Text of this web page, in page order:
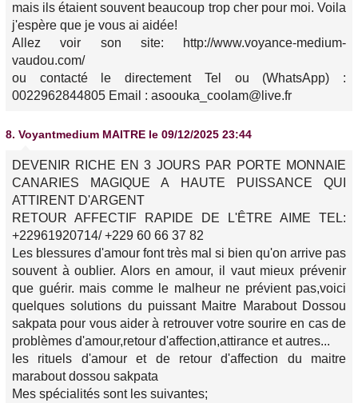
mais ils étaient souvent beaucoup trop cher pour moi. Voila
j'espère que je vous ai aidée!
Allez voir son site: http://www.voyance-medium-
vaudou.com/
ou contacté le directement Tel ou (WhatsApp) :
0022962844805 Email : asoouka_coolam@live.fr
8. Voyantmedium MAITRE le 09/12/2025 23:44
DEVENIR RICHE EN 3 JOURS PAR PORTE MONNAIE
CANARIES MAGIQUE A HAUTE PUISSANCE QUI
ATTIRENT D'ARGENT
RETOUR AFFECTIF RAPIDE DE L'ÊTRE AIME TEL:
+22961920714/ +229 60 66 37 82
Les blessures d'amour font très mal si bien qu'on arrive pas
souvent à oublier. Alors en amour, il vaut mieux prévenir
que guérir. mais comme le malheur ne prévient pas,voici
quelques solutions du puissant Maitre Marabout Dossou
sakpata pour vous aider à retrouver votre sourire en cas de
problèmes d'amour,retour d'affection,attirance et autres...
les rituels d'amour et de retour d'affection du maitre
marabout dossou sakpata
Mes spécialités sont les suivantes;